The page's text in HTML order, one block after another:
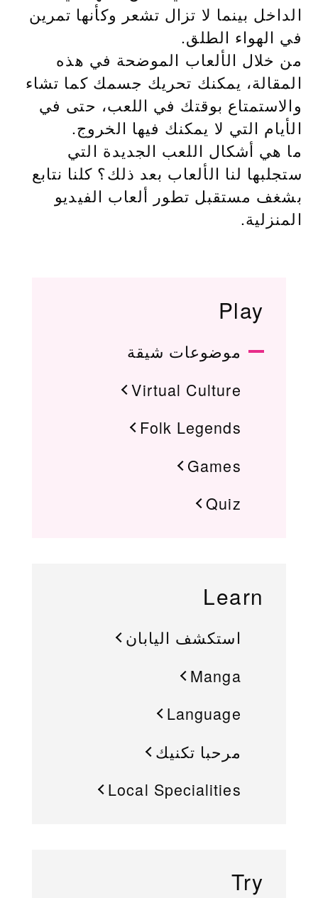
الداخل بينما لا تزال تشعر وكأنها تمرين
في الهواء الطلق.
من خلال الألعاب الموضحة في هذه
المقالة، يمكنك تحريك جسمك كما تشاء
والاستمتاع بوقتك في اللعب، حتى في
الأيام التي لا يمكنك فيها الخروج.
ما هي أشكال اللعب الجديدة التي
ستجلبها لنا الألعاب بعد ذلك؟ كلنا نتابع
بشغف مستقبل تطور ألعاب الفيديو
المنزلية.
Play
موضوعات شيقة
Virtual Culture
Folk Legends
Games
Quiz
Learn
استكشف اليابان
Manga
Language
مرحبا تكنيك
Local Specialities
Try